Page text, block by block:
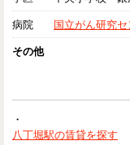
病院 国立がん研究
その他
・
八丁堀駅の賃貸を探す